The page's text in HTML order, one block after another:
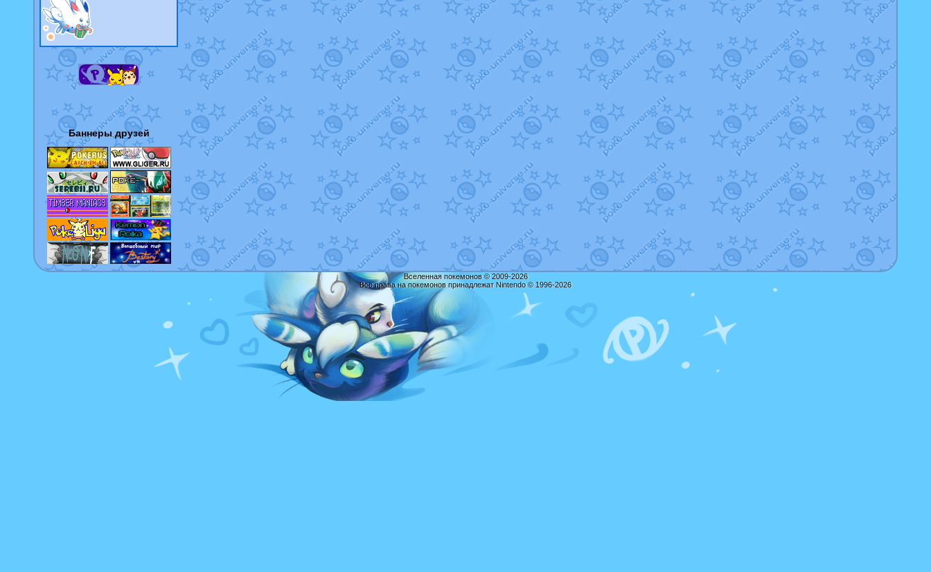
Баннеры друзей
Вселенная покемонов © 2009-2026
Все права на покемонов принадлежат Nintendo © 1996-2026